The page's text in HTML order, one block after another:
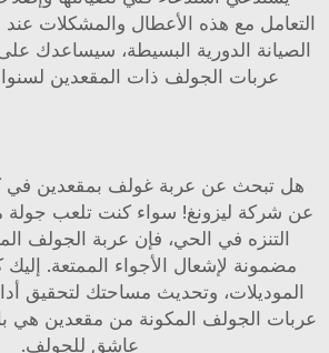
التعامل مع هذه الأعطال والمشكلات عند
الصيانة الدورية البسيطة، سيساعدك
عربات الجولف ذات المقعدين
هل تبحث عن عربة غولف بمقعدين في
عن شركة ليزونغ! سواء كنت تلعب جولة
التنزه في الحي، فإن عربة الجولف
مضمونة لإشعال الأجواء الممتعة. إليك
الموديلات، وتحديث مساحتك لتحقيق
عربات الجولف المكونة من مقعدين هي
عاشق للجولف.